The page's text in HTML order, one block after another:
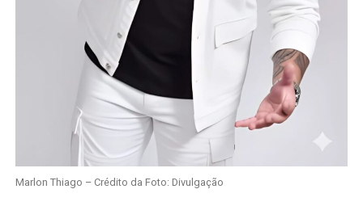
Marlon Thiago – Crédito da Foto: Divulgação